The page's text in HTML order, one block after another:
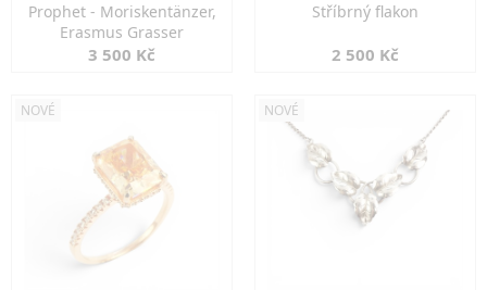
Prophet - Moriskentänzer,
Erasmus Grasser
3 500 Kč
Stříbrný flakon
2 500 Kč
NOVÉ NOVÉ